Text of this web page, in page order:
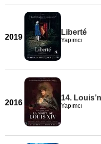
2019
Liberté
Yapımcı
2016
14.
Yapımcı